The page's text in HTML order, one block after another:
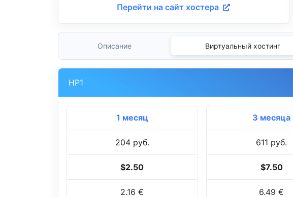
Перейти на сайт хостера
Описание Виртуальный хостинг
HP1
1 месяц
204 руб.
$2.50
2.16 €
3 месяца
611 руб.
$7.50
6.49 €